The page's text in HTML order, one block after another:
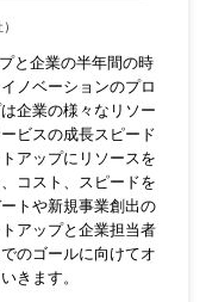
と企業の半年間の時
ノベーションのプロ
企業の様々なリソー
ビスの成長スピード
アップにリソースを
コスト、スピードを
トや新規事業創出の
アップと企業担当者
のゴールに向けてオ
きます。